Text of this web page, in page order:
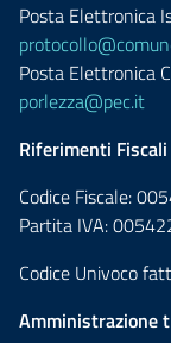
Posta Elettronica
Posta Elettronica
porlezza@pec.it
Riferimenti Fiscali
Codice Fiscale:
Partita IVA:
Codice Univoco
Amministrazione